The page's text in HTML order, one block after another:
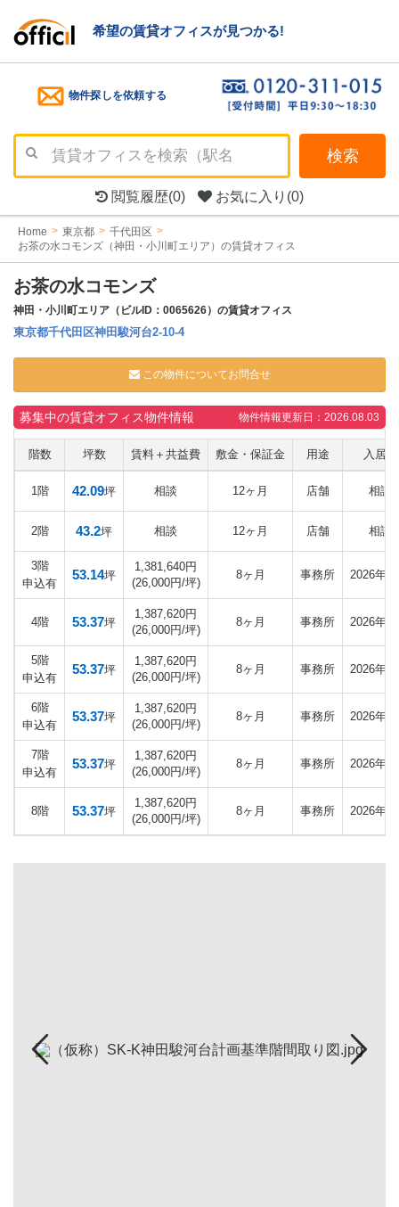
希望の賃貸オフィスが見つかる!
物件探しを依頼する
検索
閲覧履歴(0) お気に入り (0)
Home 東京都
千代田区
お茶の水コモンズ（神田・小川町エリア）の賃貸オフィス
お茶の水コモンズ
神田・小川町エリア（ビルID：0065626）の賃貸オフィス
東京都千代田区神田駿河台2-10-4
この物件についてお問合せ
募集中の賃貸オフィス物件情報 物件情報更新日：2026.08.03
階数 坪数 賃料＋共益費 敷金・保証金 用途 入居日
1階 42.09坪 相談 12ヶ月 店舗 相談
2階 43.2坪 相談 12ヶ月 店舗 相談
3階
申込有
53.14坪
1,381,640円
(26,000円/坪)
8ヶ月 事務所 2026年
4階 53.37坪
1,387,620円
(26,000円/坪)
8ヶ月 事務所 2026年
5階
申込有
53.37坪
1,387,620円
(26,000円/坪)
8ヶ月 事務所 2026年
6階
申込有
53.37坪
1,387,620円
(26,000円/坪)
8ヶ月 事務所 2026年
7階
申込有
53.37坪
1,387,620円
(26,000円/坪)
8ヶ月 事務所 2026年
8階 53.37坪
1,387,620円
(26,000円/坪)
8ヶ月 事務所 2026年